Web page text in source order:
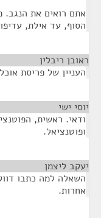
אתם רואים את הנגב.
הסוף, עד אילת,
ראובן ריבלין
העניין של פריסת
יוסי ישי
ודאי. ראשית,
ופוטנציאל.
יעקב ליצמן
השאלה למה כתבו
אחרות.